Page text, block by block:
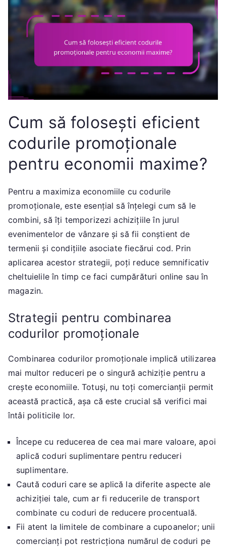
Cum să folosești eficient
codurile promoționale
pentru economii maxime?
Pentru a maximiza economiile cu codurile
promoționale, este esențial să înțelegi cum să le
combini, să îți temporizezi achizițiile în jurul
evenimentelor de vânzare și să fii conștient de
termenii și condițiile asociate fiecărui cod. Prin
aplicarea acestor strategii, poți reduce semnificativ
cheltuielile în timp ce faci cumpărături online sau în
magazin.
Strategii pentru combinarea
codurilor promoționale
Combinarea codurilor promoționale implică utilizarea
mai multor reduceri pe o singură achiziție pentru a
crește economiile. Totuși, nu toți comercianții permit
această practică, așa că este crucial să verifici mai
întâi politicile lor.
Începe cu reducerea de cea mai mare valoare, apoi
aplică coduri suplimentare pentru reduceri
suplimentare.
Caută coduri care se aplică la diferite aspecte ale
achiziției tale, cum ar fi reducerile de transport
combinate cu coduri de reducere procentuală.
Fii atent la limitele de combinare a cupoanelor; unii
comercianți pot restricționa numărul de coduri pe